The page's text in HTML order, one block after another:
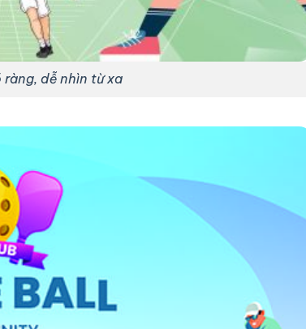
dễ nhìn từ xa